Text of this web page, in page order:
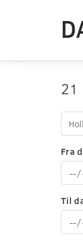
21
Fra
Til